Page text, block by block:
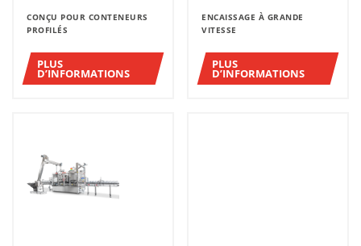
CONÇU POUR CONTENEURS
PROFILÉS
PLUS
D’INFORMATIONS
ENCAISSAGE À GRANDE
VITESSE
PLUS
D’INFORMATIONS